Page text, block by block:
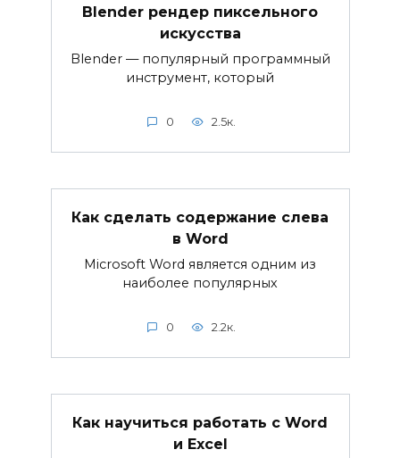
Blender рендер пиксельного
искусства
Blender — популярный программный
инструмент, который
0 2.5к.
Как сделать содержание слева
в Word
Microsoft Word является одним из
наиболее популярных
0 2.2к.
Как научиться работать с Word
и Excel